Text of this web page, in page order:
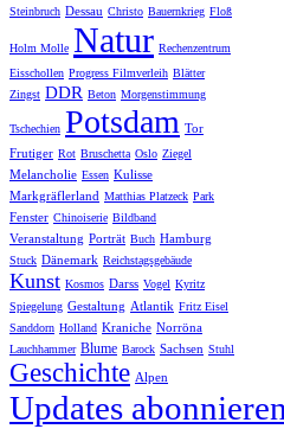
Steinbruch Dessau Christo Bauernkrieg Floß
Holm Molle Natur Rechenzentrum
Eisschollen Progress Filmverleih Blätter
Zingst DDR Beton Morgenstimmung
Tschechien Potsdam Tor
Frutiger Rot Bruschetta Oslo Ziegel
Melancholie Essen Kulisse
Markgräflerland Matthias Platzeck Park
Fenster Chinoiserie Bildband
Veranstaltung Porträt Buch Hamburg
Stuck Dänemark Reichstagsgebäude
Kunst Kosmos Darss Vogel Kyritz
Spiegelung Gestaltung Atlantik Fritz Eisel
Sanddorn Holland Kraniche Norröna
Lauchhammer Blume Barock Sachsen Stuhl
Geschichte Alpen
Updates abonnieren